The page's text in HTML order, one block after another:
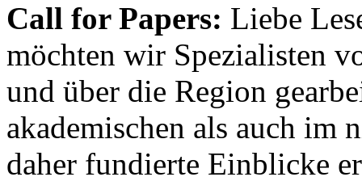
Call for Papers: Liebe
möchten wir Spezialisten
und über die Region
akademischen als auch im
daher fundierte Einblicke